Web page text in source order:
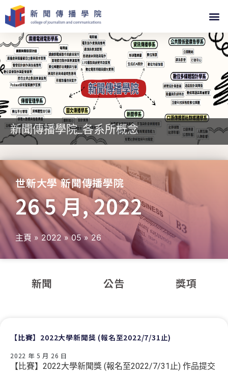
新聞傳播學院_各系所概念
世新大學 新聞傳播學院
26 5 月, 2022
主頁 » 2022 » 05 » 26
新聞 公告 獎項
【比賽】2022大學新聞獎 (報名至2022/7/31止)
2022 年 5 月 26 日
【比賽】2022大學新聞獎 (報名至2022/7/31止) 作品提交